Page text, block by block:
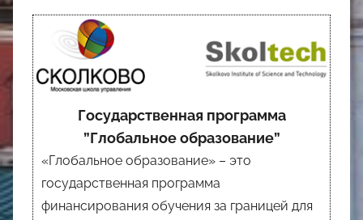
Государственная программа
”Глобальное образование”
«Глобальное образование» – это
государственная программа
финансирования обучения за границей для